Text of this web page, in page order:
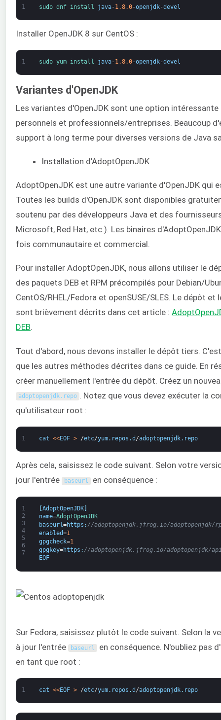
1 sudo dnf install java-1.8.0-openjdk-devel
Installer OpenJDK 8 sur CentOS :
1 sudo yum install java-1.8.0-openjdk-devel
Variantes d'OpenJDK
Les variantes d'OpenJDK sont une option
personnels et professionnels/entreprises. Beaucoup
support à long terme pour diverses versions de Java
Installation d'AdoptOpenJDK
AdoptOpenJDK est une autre variante d'OpenJDK qui
Toutes les builds d'OpenJDK sont disponibles
soutenu par des développeurs Java et des
Microsoft, Red Hat, etc.). Les binaires
fois communautaire et commercial.
Pour installer AdoptOpenJDK, nous allons utiliser le
des paquets DEB et RPM précompilés pour Debian/
CentOS/RHEL/Fedora et openSUSE/SLES. Le dépôt
sont brièvement décrits dans cet article :
DEB.
Tout d'abord, nous devons installer le dépôt tiers.
que les autres méthodes décrites dans ce guide. En
créer manuellement l'entrée du dépôt. Créez un
adoptopenjdk. repo . Notez que vous devez exécuter la
qu'utilisateur root :
1 cat <<EOF > /etc/yum. repos .d /adoptopenjdk. repo
Après cela, saisissez le code suivant. Selon votre
jour l'entrée
baseurl en conséquence :
1
2
3
4
5
6
7
[AdoptOpenJDK]
name=AdoptOpenJDK
baseurl=https : //adoptopenjdk.jfrog.io/adoptopenjdk/
enabled=1
gpgcheck=1
gpgkey=https : //adoptopenjdk.jfrog.io/adoptopenjdk/
EOF
Sur Fedora, saisissez plutôt le code suivant. Selon la
à jour l'entrée
baseurl en conséquence. N'oubliez pas
en tant que root :
1 cat <<EOF > /etc/yum. repos .d /adoptopenjdk. repo